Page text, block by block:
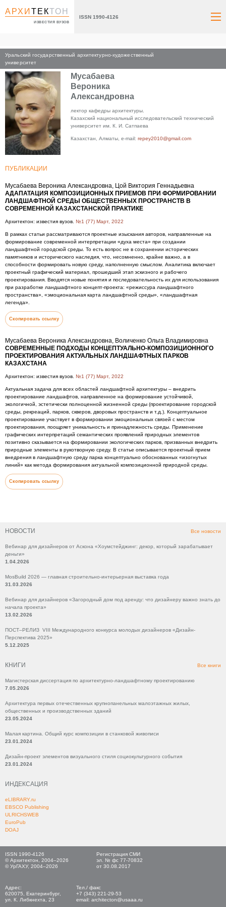
АРХИТЕКТОН
ИЗВЕСТИЯ ВУЗОВ
ISSN 1990-4126
Уральский государственный архитектурно-художественный
университет
НОВОСТИ Все новости
Вебинар для дизайнеров от Аскона «Хоумстейджинг: декор, который зарабатывает
деньги»
1.04.2026
MosBuild 2026 — главная строительно-интерьерная выставка года
31.03.2026
Вебинар для дизайнеров «Загородный дом под аренду: что дизайнеру важно знать до
начала проекта»
13.02.2026
ПОСТ–РЕЛИЗ VIII Международного конкурса молодых дизайнеров «Дизайн-
Перспектива 2025»
5.12.2025
КНИГИ Все книги
Магистерская диссертация по архитектурно-ландшафтному проектированию
7.05.2026
Архитектура первых отечественных крупнопанельных малоэтажных жилых,
общественных и производственных зданий
23.05.2024
Малая картина. Общий курс композиции в станковой живописи
23.01.2024
Дизайн-проект элементов визуального стиля социокультурного события
23.01.2024
ИНДЕКСАЦИЯ
eLIBRARY.ru
EBSCO Publishing
ULRICHSWEB
EuroPub
DOAJ
Главная
Мусабаева
Вероника
Александровна
лектор кафедры архитектуры.
Казахский национальный исследовательский технический
университет им. К. И. Сатпаева
Казахстан, Алматы, e-mail: repey2010@gmail.com
ПУБЛИКАЦИИ
Мусабаева Вероника Александровна, Цой Виктория Геннадьевна
АДАПАТАЦИЯ КОМПОЗИЦИОННЫХ ПРИЕМОВ ПРИ ФОРМИРОВАНИИ
ЛАНДШАФТНОЙ СРЕДЫ ОБЩЕСТВЕННЫХ ПРОСТРАНСТВ В
СОВРЕМЕННОЙ КАЗАХСТАНСКОЙ ПРАКТИКЕ
Архитектон: известия вузов. №1 (77) Март, 2022
В рамках статьи рассматриваются проектные изыскания авторов, направленные на
формирование современной интерпретации «духа места» при создании
ландшафтной городской среды. То есть вопрос не в сохранении исторических
памятников и исторического наследия, что, несомненно, крайне важно, а в
способности формировать новую среду, наполненную смыслом. Аналитика включает
проектный графический материал, прошедший этап эскизного и рабочего
проектирования. Вводятся новые понятия и последовательность их для использования
при разработке ландшафтного концепт-проекта: «режиссура ландшафтного
пространства», «эмоциональная карта ландшафтной среды», «ландшафтная
легенда».
Скопировать ссылку
Мусабаева Вероника Александровна, Воличенко Ольга Владимировна
СОВРЕМЕННЫЕ ПОДХОДЫ КОНЦЕПТУАЛЬНО-КОМПОЗИЦИОННОГО
ПРОЕКТИРОВАНИЯ АКТУАЛЬНЫХ ЛАНДШАФТНЫХ ПАРКОВ
КАЗАХСТАНА
Архитектон: известия вузов. №1 (77) Март, 2022
Актуальная задача для всех областей ландшафтной архитектуры – внедрить
проектирование ландшафтов, направленное на формирование устойчивой,
экологичной, эстетически полноценной жизненной среды (проектирование городской
среды, рекреаций, парков, скверов, дворовых пространств и т.д.). Концептуальное
проектирование участвует в формировании эмоциональных связей с местом
проектирования, поощряет уникальность и принадлежность среды. Применение
графических интерпретаций семантических проявлений природных элементов
позитивно сказывается на формировании экологических парков, призванных внедрить
природные элементы в рукотворную среду. В статье описывается проектный прием
внедрения в ландшафтную среду парка концептуально обоснованных «изогнутых
линий» как метода формирования актуальной композиционной природной среды.
Скопировать ссылку
ISSN 1990-4126
© Архитектон, 2004–2026
© УрГАХУ, 2004–2026
Регистрация СМИ
эл. № фс 77-70832
от 30.08.2017
Адрес:
620075, Екатеринбург,
ул. К. Либкнехта, 23
Тел./ факс
+7 (343) 221-29-53
email: architecton@usaaa.ru